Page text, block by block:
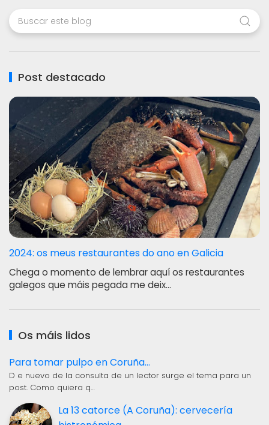
Post destacado
2024: os meus restaurantes do ano en Galicia
Chega o momento de lembrar aquí os restaurantes
galegos que máis pegada me deix…
Os máis lidos
Para tomar pulpo en Coruña...
D e nuevo de la consulta de un lector surge el tema para un
post. Como quiera q…
La 13 catorce (A Coruña): cervecería